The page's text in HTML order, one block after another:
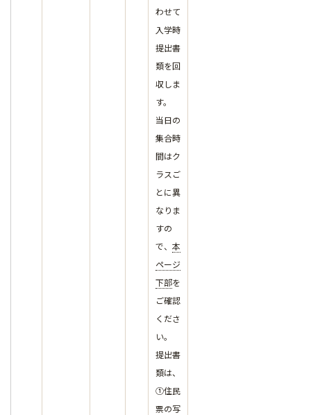
わせて
入学時
提出書
類を回
収しま
す。
当日の
集合時
間はク
ラスご
とに異
なりま
すの
で、 本
ページ
下部を
ご確認
くださ
い。
提出書
類は、
①住民
票の写